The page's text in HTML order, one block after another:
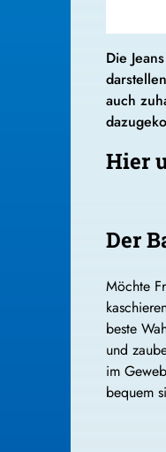
Die
auch
Hier
Der
Möchte
beste
und
im
bequem